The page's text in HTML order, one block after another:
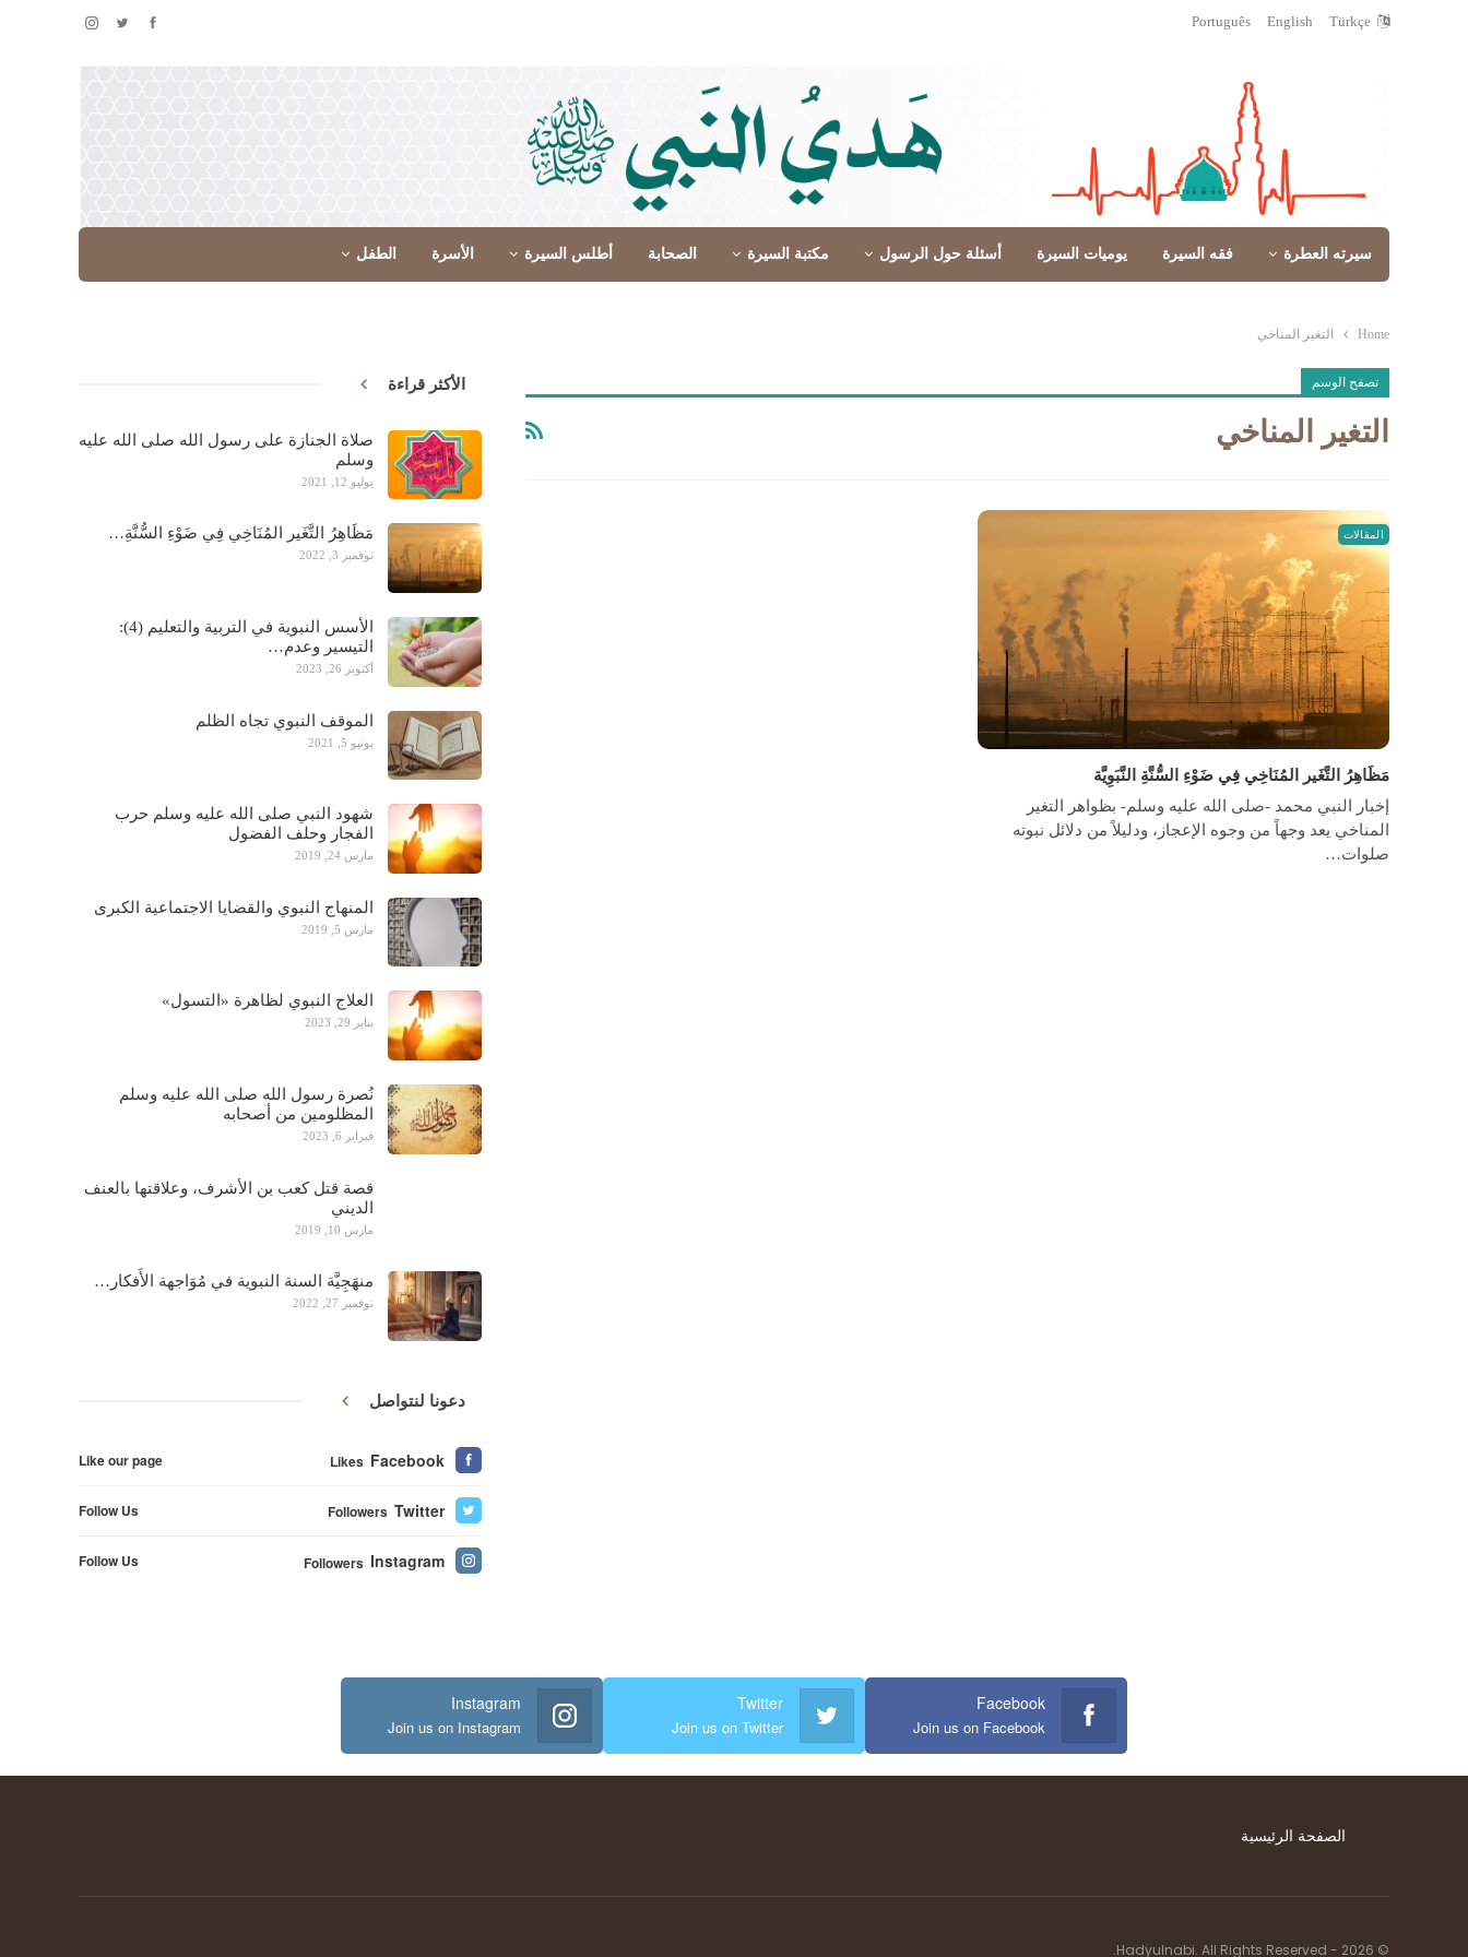
Türkçe
English
Português
سيرته العطرة فقه السيرة يوميات السيرة أسئلة حول الرسول مكتبة السيرة الصحابة أطلس السيرة الأسرة الطفل
Home التغير المناخي
تصفح الوسم
التغير المناخي
المقالات
مَظَاهِرُ التَّغَير المُنَاخِي فِي ضَوْءِ السُّنَّةِ النَّبَوِيَّة
إخبار النبي محمد -صلى الله عليه وسلم- بظواهر التغير
المناخي يعد وجهاً من وجوه الإعجاز، ودليلاً من دلائل نبوته
صلوات…
الأكثر قراءة
صلاة الجنازة على رسول الله صلى الله عليه
وسلم
يوليو 12, 2021
مَظَاهِرُ التَّغَير المُنَاخِي فِي ضَوْءِ السُّنَّةِ…
نوفمبر 3, 2022
الأسس النبوية في التربية والتعليم (4):
التيسير وعدم…
أكتوبر 26, 2023
الموقف النبوي تجاه الظلم
يونيو 5, 2021
شهود النبي صلى الله عليه وسلم حرب
الفجار وحلف الفضول
مارس 24, 2019
المنهاج النبوي والقضايا الاجتماعية الكبرى
مارس 5, 2019
العلاج النبوي لظاهرة «التسول»
يناير 29, 2023
نُصرة رسول الله صلى الله عليه وسلم
المظلومين من أصحابه
فبراير 6, 2023
قصة قتل كعب بن الأشرف، وعلاقتها بالعنف
الديني
مارس 10, 2019
منهَجِيَّة السنة النبوية في مُوَاجهة الأَفكار…
نوفمبر 27, 2022
دعونا لنتواصل
Facebook
Likes
Like our page
Twitter
Followers
Follow Us
Instagram
Followers
Follow Us
Facebook
Join us on Facebook
Twitter
Join us on Twitter
Instagram
Join us on Instagram
الصفحة الرئيسية
© 2026 - Hadyulnabi. All Rights Reserved.